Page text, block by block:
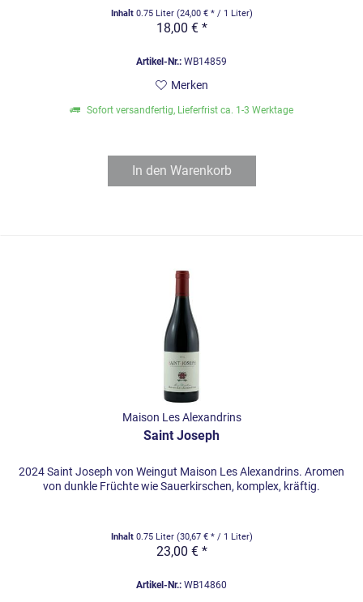
Inhalt 0.75 Liter (24,00 € * / 1 Liter)
18,00 € *
Artikel-Nr.: WB14859
Merken
Sofort versandfertig, Lieferfrist ca. 1-3 Werktage
In den Warenkorb
Maison Les Alexandrins
Saint Joseph
2024 Saint Joseph von Weingut Maison Les Alexandrins. Aromen
von dunkle Früchte wie Sauerkirschen, komplex, kräftig.
Inhalt 0.75 Liter (30,67 € * / 1 Liter)
23,00 € *
Artikel-Nr.: WB14860